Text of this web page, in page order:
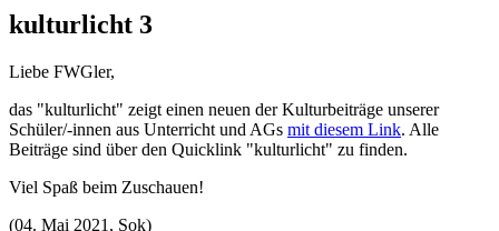
kulturlicht 3
Liebe FWGler,
das "kulturlicht" zeigt einen neuen der Kulturbeiträge unserer
Schüler/-innen aus Unterricht und AGs mit diesem Link. Alle
Beiträge sind über den Quicklink "kulturlicht" zu finden.
Viel Spaß beim Zuschauen!
(04. Mai 2021, Sok)